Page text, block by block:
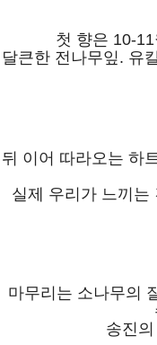
첫 향은 10-
달큰한 전나무잎. 유
뒤 이어 따라오는 하
실제 우리가 느끼는
마무리는 소나무의
송진